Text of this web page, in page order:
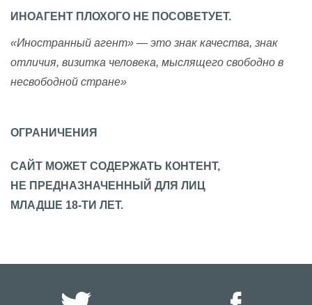
ИНОАГЕНТ ПЛОХОГО НЕ ПОСОВЕТУЕТ.
«Иностранный агент» — это знак качества, знак
отличия, визитка человека, мыслящего свободно в
несвободной стране»
ОГРАНИЧЕНИЯ
САЙТ МОЖЕТ СОДЕРЖАТЬ КОНТЕНТ,
НЕ ПРЕДНАЗНАЧЕННЫЙ ДЛЯ ЛИЦ
МЛАДШЕ 18-ТИ ЛЕТ.